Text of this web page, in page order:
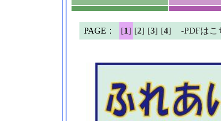
PAGE： [1] [2] [3] [4] -PDFはこ